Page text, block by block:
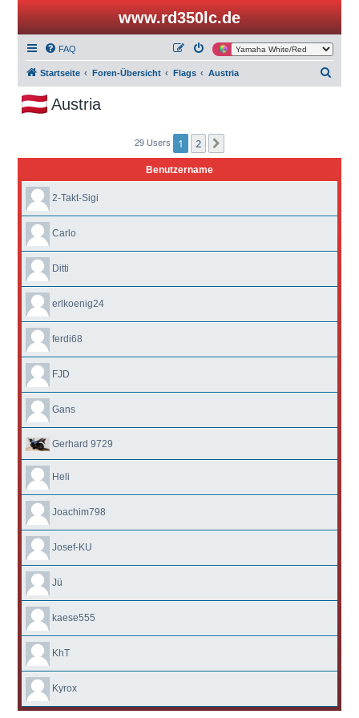
www.rd350lc.de
FAQ
Startseite Foren-Übersicht Flags Austria
Austria
29 Users 1 2
Benutzername
2-Takt-Sigi
Carlo
Ditti
erlkoenig24
ferdi68
FJD
Gans
Gerhard 9729
Heli
Joachim798
Josef-KU
Jü
kaese555
KhT
Kyrox